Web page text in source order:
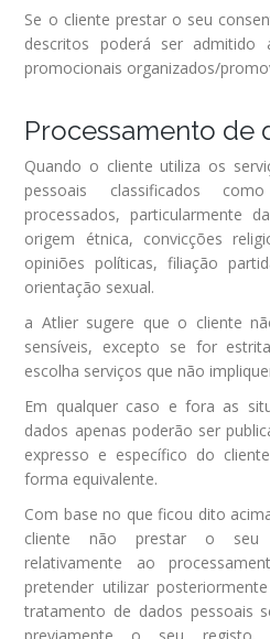
Se o cliente prestar o seu
descritos poderá ser admitido
promocionais organizados/
Processamento de
Quando o cliente utiliza os
pessoais classificados
processados, particularmente
origem étnica, convicções
opiniões políticas, filiação
orientação sexual.
a Atlier sugere que o cliente
sensíveis, excepto se for
escolha serviços que não
Em qualquer caso e fora as
dados apenas poderão ser
expresso e específico do
forma equivalente.
Com base no que ficou dito
cliente não prestar o seu
relativamente ao
pretender utilizar
tratamento de dados pessoais